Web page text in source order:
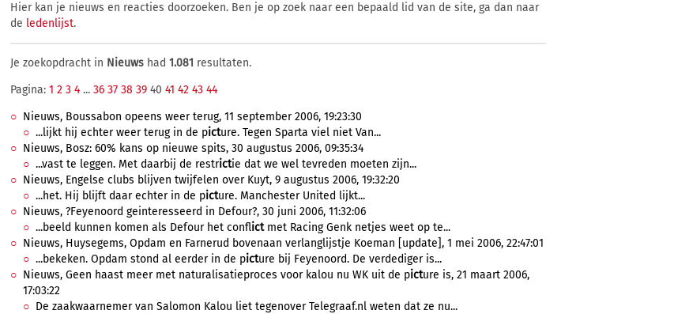
Hier kan je nieuws en reacties doorzoeken. Ben je op zoek naar een bepaald lid van de site, ga dan naar
de ledenlijst.
Je zoekopdracht in Nieuws had 1.081 resultaten.
Pagina: 1 2 3 4 ... 36 37 38 39 40 41 42 43 44
Nieuws, Boussabon opeens weer terug, 11 september 2006, 19:23:30
...lijkt hij echter weer terug in de picture. Tegen Sparta viel niet Van...
Nieuws, Bosz: 60% kans op nieuwe spits, 30 augustus 2006, 09:35:34
...vast te leggen. Met daarbij de restrictie dat we wel tevreden moeten zijn...
Nieuws, Engelse clubs blijven twijfelen over Kuyt, 9 augustus 2006, 19:32:20
...het. Hij blijft daar echter in de picture. Manchester United lijkt...
Nieuws, ?Feyenoord geinteresseerd in Defour?, 30 juni 2006, 11:32:06
...beeld kunnen komen als Defour het conflictmet Racing Genk netjes weet op te...
Nieuws, Huysegems, Opdam en Farnerud bovenaan verlanglijstje Koeman [update], 1 mei 2006, 22:47:01
...bekeken. Opdam stond al eerder in de picture bij Feyenoord. De verdediger is...
Nieuws, Geen haast meer met naturalisatieproces voor kalou nu WK uit de picture is, 21 maart 2006,
17:03:22
De zaakwaarnemer van Salomon Kalou liet tegenover Telegraaf.nl weten dat ze nu...